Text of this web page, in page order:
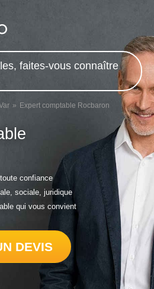
faites-vous connaître
Expert comptable Rocbaron
confiance
sociale, juridique
qui vous convient
DEVIS